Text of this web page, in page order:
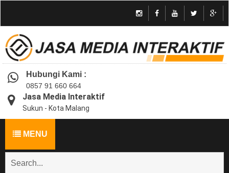
Hubungi Kami :
0857 91 660 664
Jasa Media Interaktif
Sukun - Kota Malang
MENU